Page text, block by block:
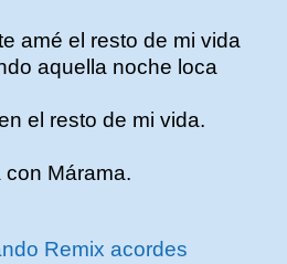
amé el resto de mi vida
aquella noche loca
el resto de mi vida.
Márama.
Remix acordes